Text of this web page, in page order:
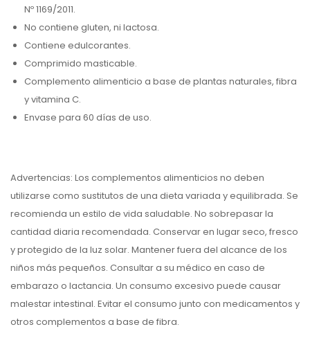
Nº 1169/2011.
No contiene gluten, ni lactosa.
Contiene edulcorantes.
Comprimido masticable.
Complemento alimenticio a base de plantas naturales, fibra
y vitamina C.
Envase para 60 días de uso.
Advertencias: Los complementos alimenticios no deben
utilizarse como sustitutos de una dieta variada y equilibrada. Se
recomienda un estilo de vida saludable. No sobrepasar la
cantidad diaria recomendada. Conservar en lugar seco, fresco
y protegido de la luz solar. Mantener fuera del alcance de los
niños más pequeños. Consultar a su médico en caso de
embarazo o lactancia. Un consumo excesivo puede causar
malestar intestinal. Evitar el consumo junto con medicamentos y
otros complementos a base de fibra.